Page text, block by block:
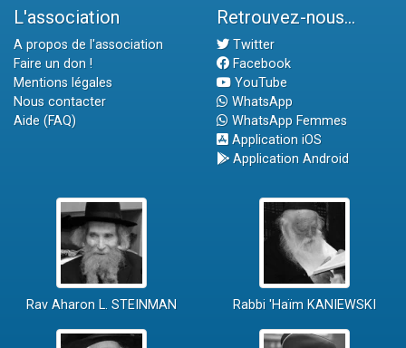
L'association
A propos de l'association
Faire un don !
Mentions légales
Nous contacter
Aide (FAQ)
Retrouvez-nous...
Twitter
Facebook
YouTube
WhatsApp
WhatsApp Femmes
Application iOS
Application Android
Rav Aharon L. STEINMAN Rabbi 'Haïm KANIEWSKI